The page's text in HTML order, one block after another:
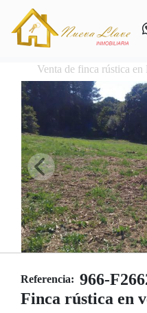
Venta de finca rústica
Referencia: 966-
Finca rústica en